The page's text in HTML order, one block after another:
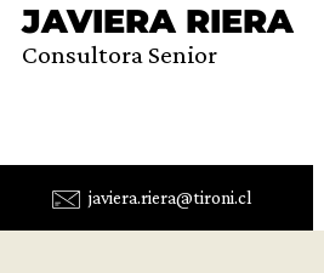
JAVIERA RIERA
Consultora Senior
javiera.riera@tironi.cl